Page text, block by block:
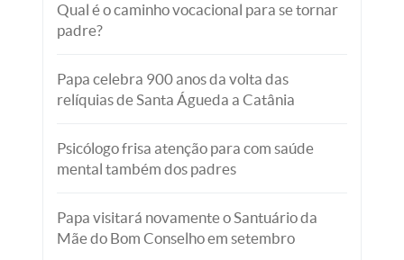
Qual é o caminho vocacional para se tornar
padre?
Papa celebra 900 anos da volta das
relíquias de Santa Águeda a Catânia
Psicólogo frisa atenção para com saúde
mental também dos padres
Papa visitará novamente o Santuário da
Mãe do Bom Conselho em setembro